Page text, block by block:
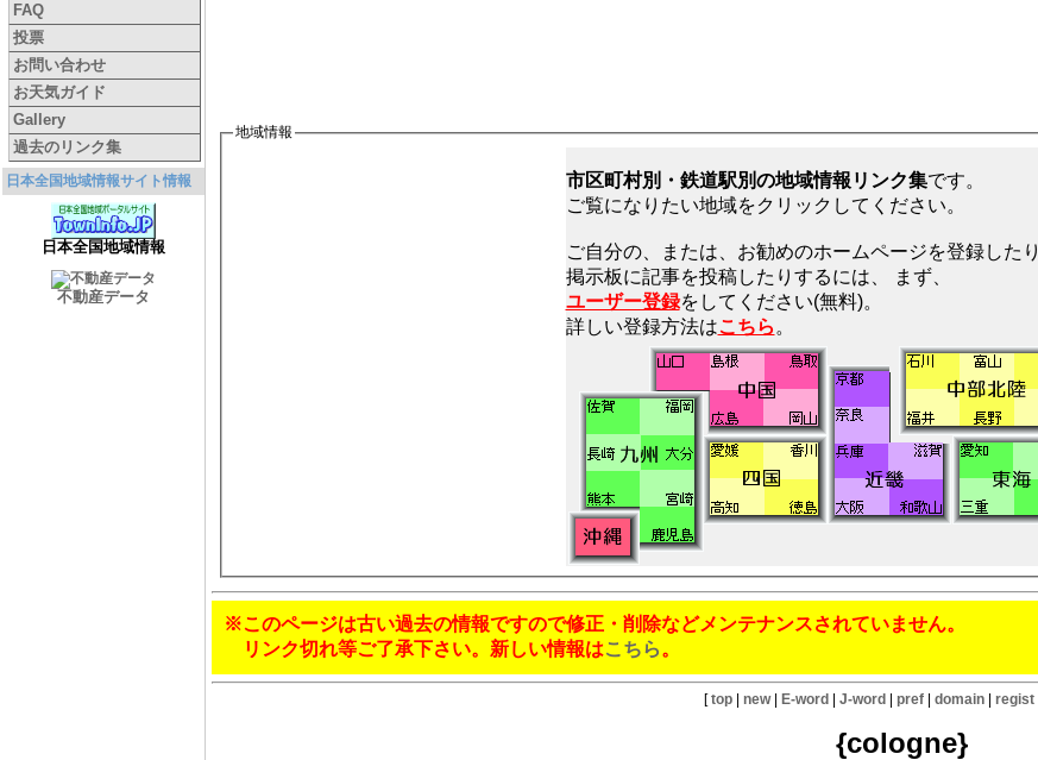
FAQ
投票
お問い合わせ
お天気ガイド
Gallery
過去のリンク集
日本全国地域情報サイト情報
日本全国地域情報
不動産データ
地域情報
市区町村別・鉄道駅別の地域情報リンク集です。
ご覧になりたい地域をクリックしてください。
ご自分の、または、お勧めのホームページを登録したり
掲示板に記事を投稿したりするには、 まず、
ユーザー登録をしてください(無料)。
詳しい登録方法はこちら 。
※このページは古い過去の情報ですので修正・削除などメンテナンスされていません。
リンク切れ等ご了承下さい。新しい情報はこちら。
[top | new| E-word | J-word | pref | domain | regist
{cologne}